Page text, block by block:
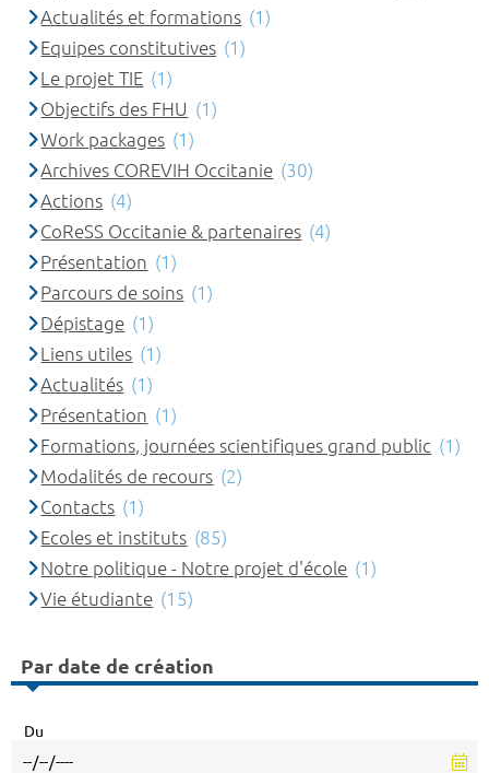
Actualités et formations (1)
Equipes constitutives (1)
Le projet TIE (1)
Objectifs des FHU (1)
Work packages (1)
Archives COREVIH Occitanie (30)
Actions (4)
CoReSS Occitanie & partenaires (4)
Présentation (1)
Parcours de soins (1)
Dépistage (1)
Liens utiles (1)
Actualités (1)
Présentation (1)
Formations, journées scientifiques grand public (1)
Modalités de recours (2)
Contacts (1)
Ecoles et instituts (85)
Notre politique - Notre projet d'école (1)
Vie étudiante (15)
Par date de création
Du